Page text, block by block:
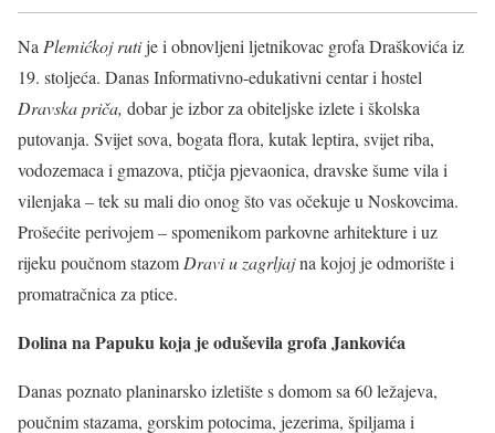
Na Plemićkoj rutije i obnovljeni ljetnikovac grofa Draškovića iz
19. stoljeća. Danas Informativno-edukativni centar i hostel
Dravska priča, dobar je izbor za obiteljske izlete i školska
putovanja. Svijet sova, bogata flora, kutak leptira, svijet riba,
vodozemaca i gmazova, ptičja pjevaonica, dravske šume vila i
vilenjaka – tek su mali dio onog što vas očekuje u Noskovcima.
Prošećite perivojem – spomenikom parkovne arhitekture i uz
rijeku poučnom stazom Dravi u zagrljajna kojoj je odmorište i
promatračnica za ptice.
Dolina na Papuku koja je oduševila grofa Jankovića
Danas poznato planinarsko izletište s domom sa 60 ležajeva,
poučnim stazama, gorskim potocima, jezerima, špiljama i